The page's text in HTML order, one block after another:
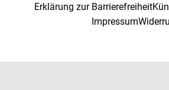
Erklärung zur Barrierefreiheit
Impressum